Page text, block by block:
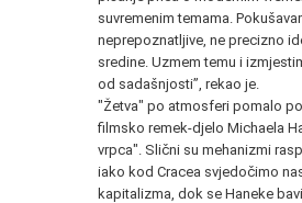
suvremenim temama.
neprepoznatljive, ne precizno
sredine. Uzmem temu i
od sadašnjosti”, rekao je.
"Žetva" po atmosferi pomalo
filmsko remek-djelo Michaela
vrpca". Slični su mehanizmi
iako kod Cracea svjedočimo
kapitalizma, dok se Haneke